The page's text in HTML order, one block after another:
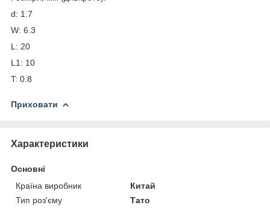
d: 1.7
W: 6.3
L: 20
L1: 10
T: 0.8
Приховати
Характеристики
Основні
Країна виробник
Китай
Тип роз'єму
Тато